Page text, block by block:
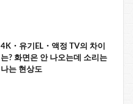
4K・유기EL・액정 TV의 차이
는? 화면은 안 나오는데 소리는
나는 현상도